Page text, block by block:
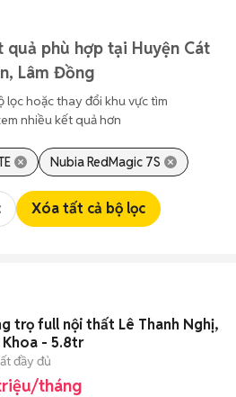
quả phù hợp tại Huyện Cát
Lâm Đồng
lọc hoặc thay đổi khu vực tìm
nhiều kết quả hơn
Nubia RedMagic 7S
Xóa tất cả bộ lọc
trọ full nội thất Lê Thanh Nghị,
Khoa - 5.8tr
đầy đủ
tháng